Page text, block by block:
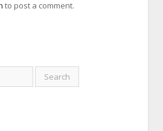
to post a comment.